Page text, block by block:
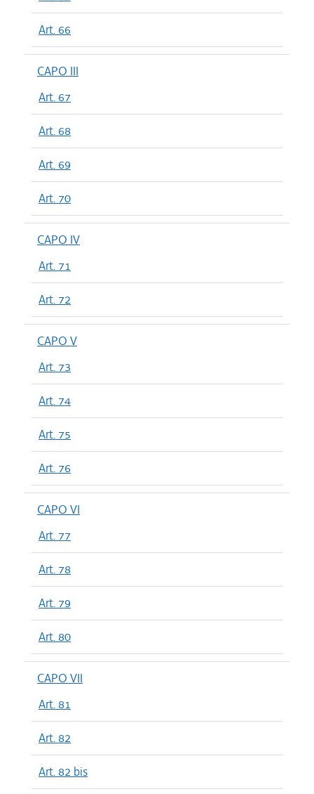
Art. 66
CAPO III
Art. 67
Art. 68
Art. 69
Art. 70
CAPO IV
Art. 71
Art. 72
CAPO V
Art. 73
Art. 74
Art. 75
Art. 76
CAPO VI
Art. 77
Art. 78
Art. 79
Art. 80
CAPO VII
Art. 81
Art. 82
Art. 82 bis